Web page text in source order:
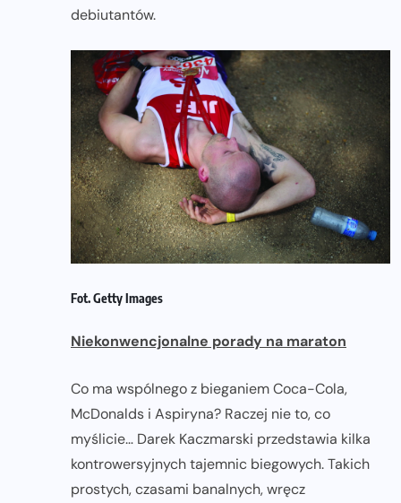
debiutantów.
Fot. Getty Images
Niekonwencjonalne porady na maraton
Co ma wspólnego z bieganiem Coca-Cola,
McDonalds i Aspiryna? Raczej nie to, co
myślicie… Darek Kaczmarski przedstawia kilka
kontrowersyjnych tajemnic biegowych. Takich
prostych, czasami banalnych, wręcz